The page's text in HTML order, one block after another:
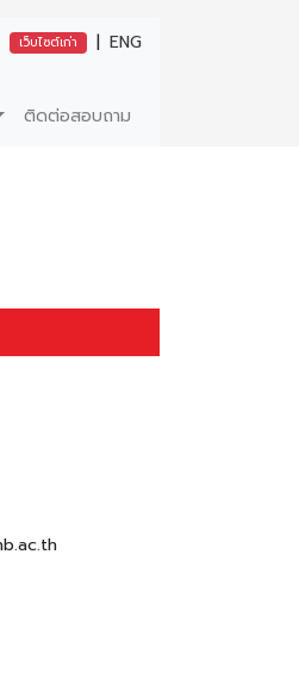
เว็บไซต์เก่า | ENG
ติดต่อสอบถาม